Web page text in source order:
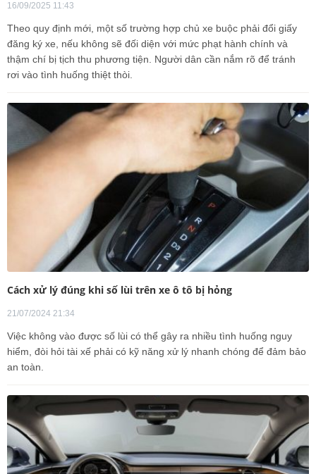
16/09/2025 11:43
Theo quy định mới, một số trường hợp chủ xe buộc phải đổi giấy
đăng ký xe, nếu không sẽ đối diện với mức phạt hành chính và
thậm chí bị tịch thu phương tiện. Người dân cần nắm rõ để tránh
rơi vào tình huống thiệt thòi.
Cách xử lý đúng khi số lùi trên xe ô tô bị hỏng
21/07/2024 21:34
Việc không vào được số lùi có thể gây ra nhiều tình huống nguy
hiểm, đòi hỏi tài xế phải có kỹ năng xử lý nhanh chóng để đảm bảo
an toàn.